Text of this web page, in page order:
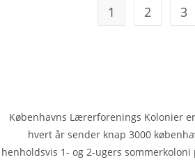
1 2 3
Københavns Lærerforenings Kolonier
hvert år sender knap 3000
henholdsvis 1- og 2-ugers